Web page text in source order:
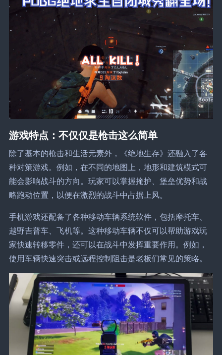
游戏特点：不仅仅是枪击这么简单
除了基本的枪击和生活元素外，《绝地生存》还融入了各
种对策游戏。例如，在不同的地图上，地形和建筑模式可
能会影响战斗的方向。玩家可以掌握掩护、堡垒优势和战
略跑动位置，以便在激烈的战斗中占据上风。
手机游戏还配备了各种移动车辆系统软件，包括摩托车、
越野吉普车、飞机等。这种移动车辆不仅可以帮助游戏玩
家快速转移零件，还可以在战斗中发挥重要作用。例如，
使用车辆快速突击或远程控制阻击是老板们常见的策略。